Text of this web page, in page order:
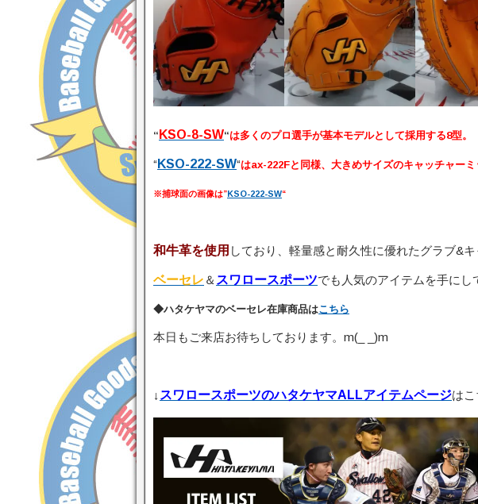
“ KSO-8-SW“は多くのプロ選手が基本モデルとして採用する8型。
“ KSO-222-SW“はax-222Fと同様、大きめサイズのキャッチャーミ
※捕球面の画像は”KSO-222-SW“
和牛革を使用 しており、軽量感と耐久性に優れたグラブ&キ
ベーセレ ＆ スワロースポーツでも人気のアイテムを手にし
◆ハタケヤマのベーセレ在庫商品はこちら
本日もご来店お待ちしております。m(_ _)m
↓ スワロースポーツのハタケヤマALLアイテムページはこ